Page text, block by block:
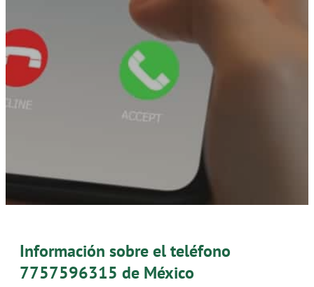
Información sobre el teléfono
7757596315 de México